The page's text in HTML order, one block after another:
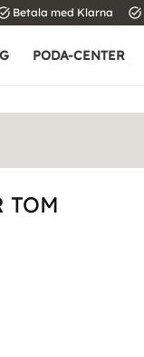
Betala med Klarna task_alt
PODA-CENTER
TOM